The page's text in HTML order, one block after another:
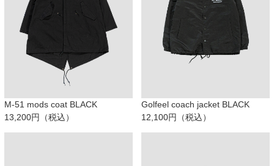
M-51 mods coat BLACK
13,200円（税込）
Golfeel coach jacket BLACK
12,100円（税込）